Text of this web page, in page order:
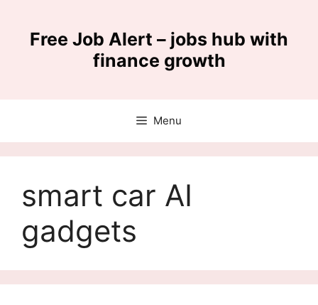
contentFree Job Alert – jobs hub with
finance growth
Menu
smart car AI
gadgets